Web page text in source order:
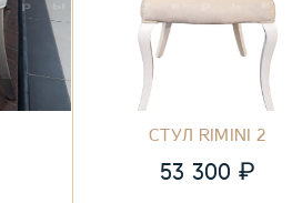
СТУЛ RIMINI 2
53 300 ₽